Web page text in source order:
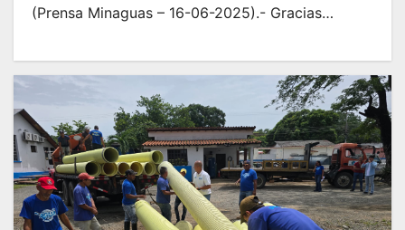
(Prensa Minaguas – 16-06-2025).- Gracias…